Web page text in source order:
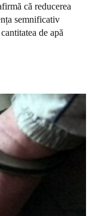
că reducerea
semnificativ
de apă